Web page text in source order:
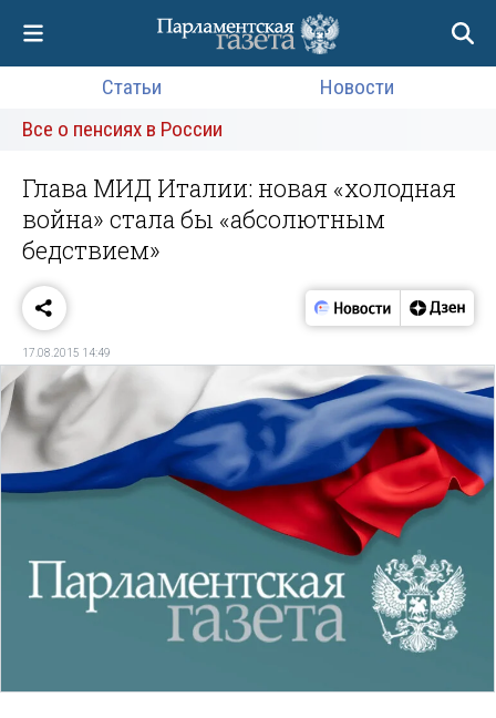
Статьи
Новости
Все о пенсиях в России
Глава МИД Италии: новая «холодная
война» стала бы «абсолютным
бедствием»
17.08.2015 14:49